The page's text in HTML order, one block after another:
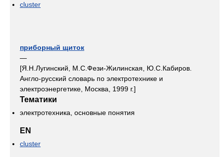
cluster
приборный щиток
—
[Я.Н.Лугинский, М.С.Фези-Жилинская, Ю.С.Кабиров.
Англо-русский словарь по электротехнике и
электроэнергетике, Москва, 1999 г.]
Тематики
электротехника, основные понятия
EN
cluster